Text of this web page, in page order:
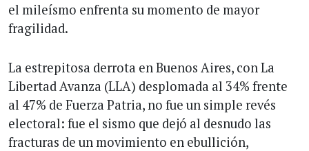
el mileísmo enfrenta su momento de mayor
fragilidad.
La estrepitosa derrota en Buenos Aires, con La
Libertad Avanza (LLA) desplomada al 34% frente
al 47% de Fuerza Patria, no fue un simple revés
electoral: fue el sismo que dejó al desnudo las
fracturas de un movimiento en ebullición,